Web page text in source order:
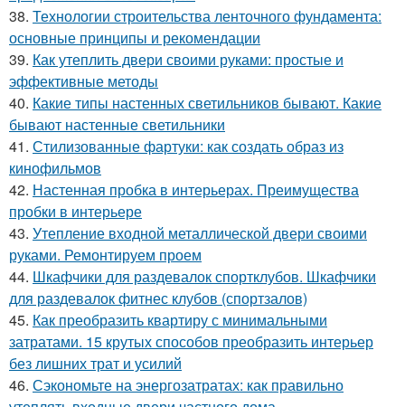
38. Технологии строительства ленточного фундамента:
основные принципы и рекомендации
39. Как утеплить двери своими руками: простые и
эффективные методы
40. Какие типы настенных светильников бывают. Какие
бывают настенные светильники
41. Стилизованные фартуки: как создать образ из
кинофильмов
42. Настенная пробка в интерьерах. Преимущества
пробки в интерьере
43. Утепление входной металлической двери своими
руками. Ремонтируем проем
44. Шкафчики для раздевалок спортклубов. Шкафчики
для раздевалок фитнес клубов (спортзалов)
45. Как преобразить квартиру с минимальными
затратами. 15 крутых способов преобразить интерьер
без лишних трат и усилий
46. Сэкономьте на энергозатратах: как правильно